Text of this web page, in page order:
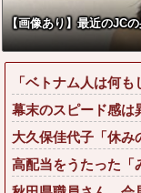
か？
？
【画像あり】最近のJC
「ベトナム人は何
幕末のスピード感は
大久保佳代子「休
高配当をうたった